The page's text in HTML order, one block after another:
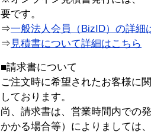
要です。
⇒一般法人会員（BizID）の詳細
⇒ 見積書について詳細はこちら
■請求書について
ご注文時に希望されたお客様に
しております。
尚、請求書は、営業時間内での
かかる場合等）によりましては